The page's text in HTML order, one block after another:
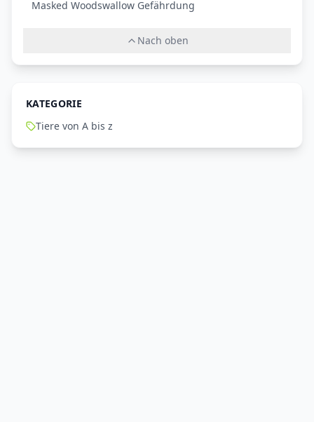
Masked Woodswallow Gefährdung
Nach oben
KATEGORIE
Tiere von A bis z